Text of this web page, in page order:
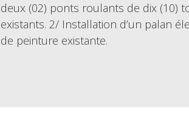
deux (02) ponts roulants de dix (10)
existants. 2/ Installation d’un palan
de peinture existante.